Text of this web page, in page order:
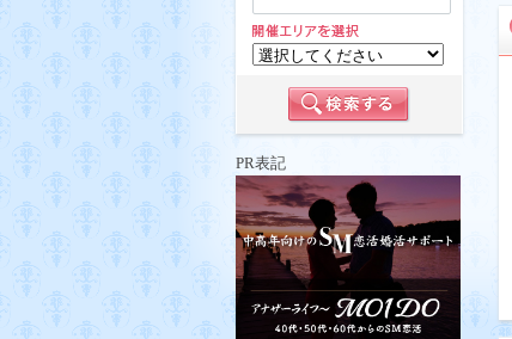
PR表記